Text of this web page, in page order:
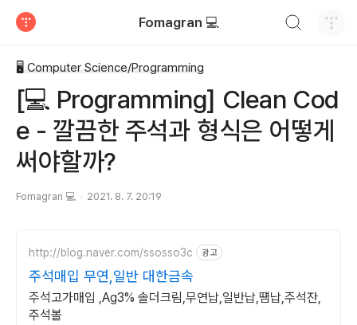
Fomagran 💻
🖥 Computer Science/Programming
[💻 Programming] Clean Cod
e - 깔끔한 주석과 형식은 어떻게
써야할까?
Fomagran 💻 2021. 8. 7. 20:19
http://blog.naver.com/ssosso3c 광고
주석매입 무연,일반 대한금속
주석고가매입 ,Ag3% 솔더크림,무연납,일반납,떔납,주석잔,
주석볼